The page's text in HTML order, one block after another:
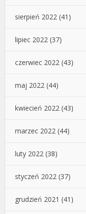
sierpień 2022 (41)
lipiec 2022 (37)
czerwiec 2022 (43)
maj 2022 (44)
kwiecień 2022 (43)
marzec 2022 (44)
luty 2022 (38)
styczeń 2022 (37)
grudzień 2021 (41)